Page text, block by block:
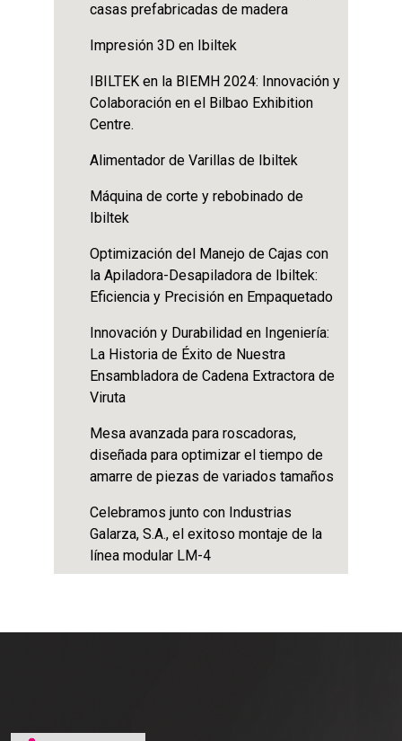
casas prefabricadas de madera
Impresión 3D en Ibiltek
IBILTEK en la BIEMH 2024: Innovación y
Colaboración en el Bilbao Exhibition
Centre.
Alimentador de Varillas de Ibiltek
Máquina de corte y rebobinado de
Ibiltek
Optimización del Manejo de Cajas con
la Apiladora-Desapiladora de Ibiltek:
Eficiencia y Precisión en Empaquetado
Innovación y Durabilidad en Ingeniería:
La Historia de Éxito de Nuestra
Ensambladora de Cadena Extractora de
Viruta
Mesa avanzada para roscadoras,
diseñada para optimizar el tiempo de
amarre de piezas de variados tamaños
Celebramos junto con Industrias
Galarza, S.A., el exitoso montaje de la
línea modular LM-4